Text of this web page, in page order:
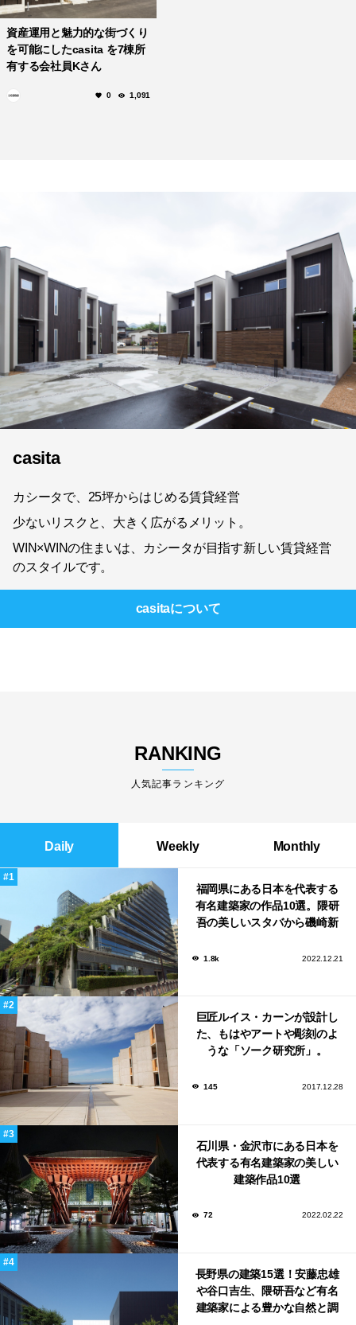
資産運用と魅力的な街づくり
を可能にしたcasita を7棟所
有する会社員Kさん
0 1,091
casita
カシータで、25坪からはじめる賃貸経営
少ないリスクと、大きく広がるメリット。
WIN×WINの住まいは、カシータが目指す新しい賃貸経営
のスタイルです。
casitaについて
RANKING
人気記事ランキング
Daily Weekly Monthly
福岡県にある日本を代表する
有名建築家の作品10選。隈研
吾の美しいスタバから磯崎新
1.8k 2022.12.21
巨匠ルイス・カーンが設計し
た、もはやアートや彫刻のよ
うな「ソーク研究所」。
145 2017.12.28
石川県・金沢市にある日本を
代表する有名建築家の美しい
建築作品10選
72 2022.02.22
長野県の建築15選！安藤忠雄
や谷口吉生、隈研吾など有名
建築家による豊かな自然と調